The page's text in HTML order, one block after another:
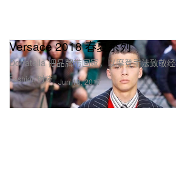
Fashion 时装
Versace 2018 春夏系列
Donatella 把品牌带回家，以摩登手法致敬
Jun 18, 2017